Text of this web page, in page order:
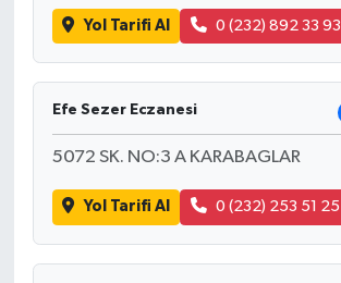
Yol Tarifi Al 0 (232) 892 33 93
Efe Sezer Eczanesi
5072 SK. NO:3 A KARABAGLAR
Yol Tarifi Al 0 (232) 253 51 25